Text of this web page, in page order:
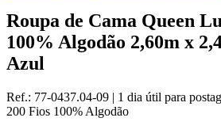
Roupa de Cama Queen
100% Algodão 2,60m x
Azul
Ref.: 77-0437.04-09 | 1 dia útil para
200 Fios 100% Algodão